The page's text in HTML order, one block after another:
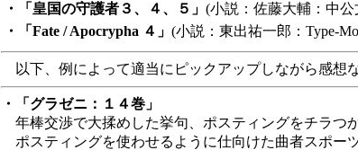
・「皇国の守護者３、４、５」 (小説：佐藤大輔：中公
・「Fate / Apocrypha ４」 (小説：東出祐一郎：Type-
以下、例によって適当にピックアップしながら感想な
・「グラゼニ：１４巻」
年棒交渉で大揉めした挙句、ポスティングをチラつ
ポスティングを使わせるように仕向けた曲者スポー